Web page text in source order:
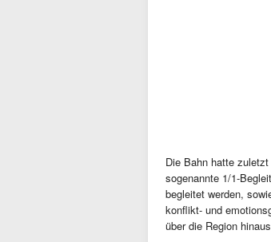
Die Bahn hatte
sogenannte 1/1-
begleitet werden,
konflikt- und
über die Region